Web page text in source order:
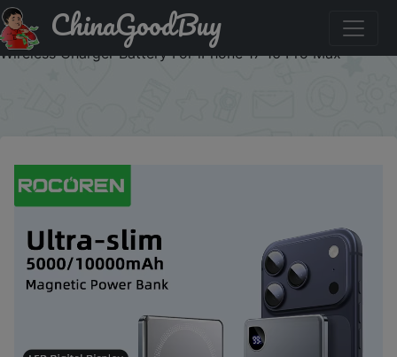
Купити по знижці CDUA02 Rocoren 10000mAh Magnetic
PowerBank Fast Charging 5000mAh Power Bank Portable
Wireless Charger Battery For iPhone 17 16 Pro Max
ChinaGoodBuy